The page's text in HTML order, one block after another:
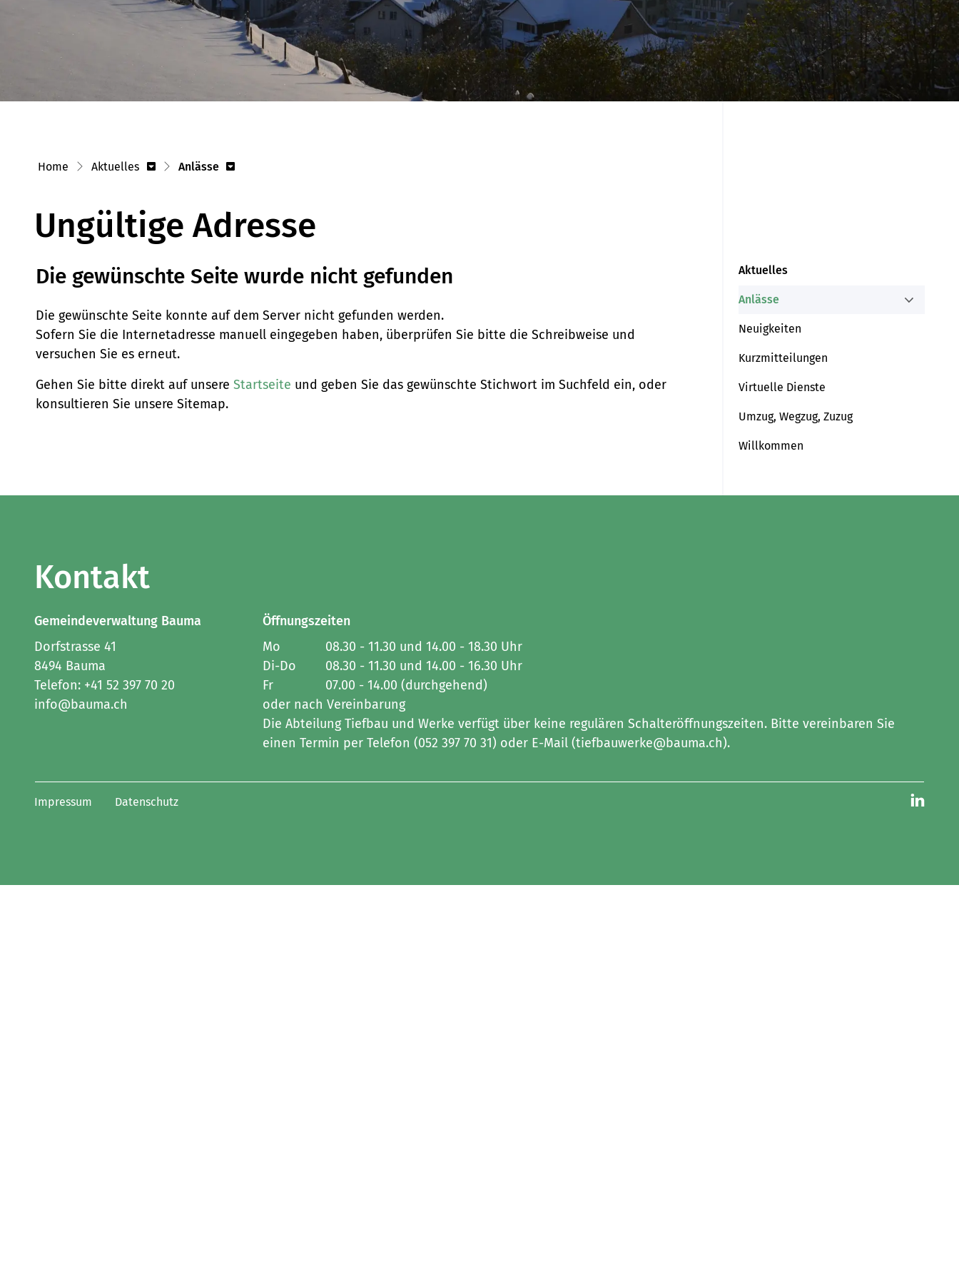
Home Aktuelles Anlässe
Ungültige Adresse
Aktuelles
Anlässe
(ausgewählt)
Neuigkeiten
Kurzmitteilungen
Virtuelle Dienste
Umzug, Wegzug, Zuzug
Willkommen
Die gewünschte Seite wurde nicht gefunden
Die gewünschte Seite konnte auf dem Server nicht gefunden werden.
Sofern Sie die Internetadresse manuell eingegeben haben, überprüfen Sie bitte die Schreibweise und
versuchen Sie es erneut.
Gehen Sie bitte direkt auf unsere Startseite und geben Sie das gewünschte Stichwort im Suchfeld ein, oder
konsultieren Sie unsere Sitemap.
Kontakt
Gemeindeverwaltung Bauma
Dorfstrasse 41
8494 Bauma
Telefon: +41 52 397 70 20
info@bauma.ch
Öffnungszeiten
Mo
08.30 - 11.30 und 14.00 - 18.30 Uhr
Di-Do
08.30 - 11.30 und 14.00 - 16.30 Uhr
Fr
07.00 - 14.00 (durchgehend)
oder nach Vereinbarung
Die Abteilung Tiefbau und Werke verfügt über keine regulären Schalteröffnungszeiten. Bitte vereinbaren Sie
einen Termin per Telefon (052 397 70 31) oder E-Mail (tiefbauwerke@bauma.ch).
Toolbar
Impressum Datenschutz